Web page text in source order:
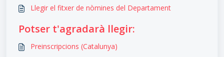
Llegir el fitxer de nòmines del Departament
Potser t'agradarà llegir:
Preinscripcions (Catalunya)